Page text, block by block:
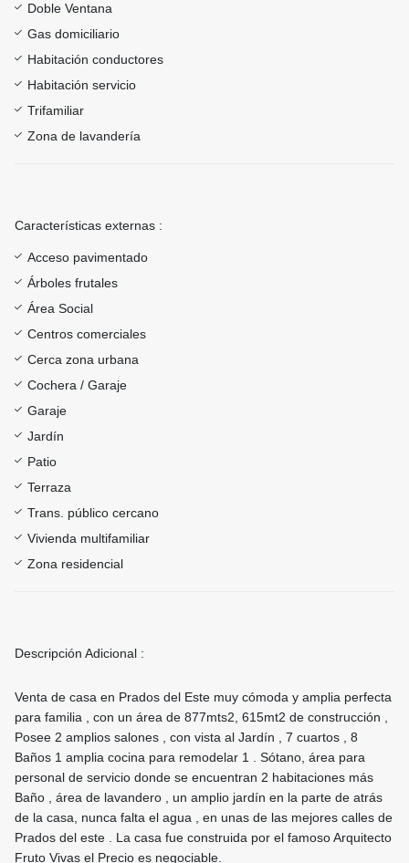
Doble Ventana
Gas domiciliario
Habitación conductores
Habitación servicio
Trifamiliar
Zona de lavandería
Características externas :
Acceso pavimentado
Árboles frutales
Área Social
Centros comerciales
Cerca zona urbana
Cochera / Garaje
Garaje
Jardín
Patio
Terraza
Trans. público cercano
Vivienda multifamiliar
Zona residencial
Descripción Adicional :
Venta de casa en Prados del Este muy cómoda y amplia perfecta
para familia , con un área de 877mts2, 615mt2 de construcción ,
Posee 2 amplios salones , con vista al Jardín , 7 cuartos , 8
Baños 1 amplia cocina para remodelar 1 . Sótano, área para
personal de servicio donde se encuentran 2 habitaciones más
Baño , área de lavandero , un amplio jardín en la parte de atrás
de la casa, nunca falta el agua , en unas de las mejores calles de
Prados del este . La casa fue construida por el famoso Arquitecto
Fruto Vivas el Precio es negociable.